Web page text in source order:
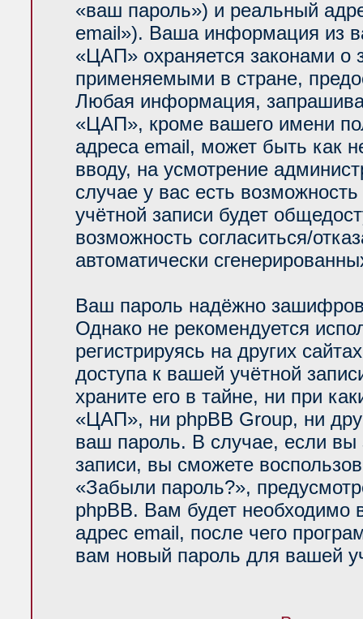
«ваш пароль») и реальный
email»). Ваша информация из
«ЦАП» охраняется законами
применяемыми в стране,
Любая информация,
«ЦАП», кроме вашего имени
адреса email, может быть как
вводу, на усмотрение
случае у вас есть
учётной записи будет
возможность согласиться/
автоматически
Ваш пароль надёжно
Однако не рекомендуется
регистрируясь на других
доступа к вашей учётной
храните его в тайне, ни при
«ЦАП», ни phpBB Group, ни
ваш пароль. В случае, если вы
записи, вы сможете
«Забыли пароль?»,
phpBB. Вам будет необходимо
адрес email, после чего
вам новый пароль для вашей